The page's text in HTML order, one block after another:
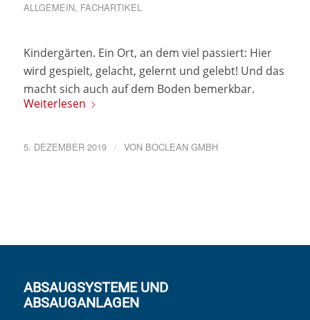
ALLGEMEIN, FACHARTIKEL
Kindergärten. Ein Ort, an dem viel passiert: Hier
wird gespielt, gelacht, gelernt und gelebt! Und das
macht sich auch auf dem Boden bemerkbar.
Weiterlesen
5. DEZEMBER 2019 / VON BOCLEAN GMBH
ABSAUGSYSTEME UND
ABSAUGANLAGEN